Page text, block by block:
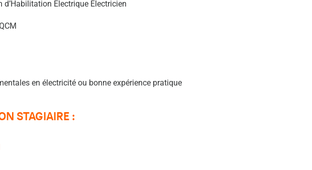
Électrique Électricien
en électricité ou bonne expérience pratique
STAGIAIRE :